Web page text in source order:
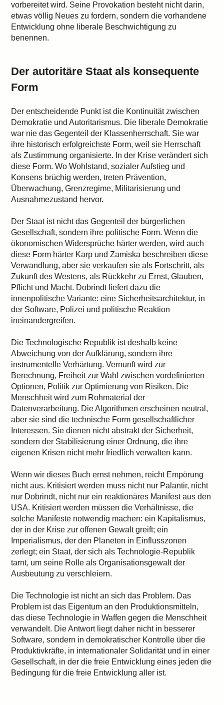
vorbereitet wird. Seine Provokation besteht nicht darin,
etwas völlig Neues zu fordern, sondern die vorhandene
Entwicklung ohne liberale Beschwichtigung zu
benennen.
Der autoritäre Staat als konsequente
Form
Der entscheidende Punkt ist die Kontinuität zwischen
Demokratie und Autoritarismus. Die liberale Demokratie
war nie das Gegenteil der Klassenherrschaft. Sie war
ihre historisch erfolgreichste Form, weil sie Herrschaft
als Zustimmung organisierte. In der Krise verändert sich
diese Form. Wo Wohlstand, sozialer Aufstieg und
Konsens brüchig werden, treten Prävention,
Überwachung, Grenzregime, Militarisierung und
Ausnahmezustand hervor.
Der Staat ist nicht das Gegenteil der bürgerlichen
Gesellschaft, sondern ihre politische Form. Wenn die
ökonomischen Widersprüche härter werden, wird auch
diese Form härter Karp und Zamiska beschreiben diese
Verwandlung, aber sie verkaufen sie als Fortschritt, als
Zukunft des Westens, als Rückkehr zu Ernst, Glauben,
Pflicht und Macht. Dobrindt liefert dazu die
innenpolitische Variante: eine Sicherheitsarchitektur, in
der Software, Polizei und politische Reaktion
ineinandergreifen.
Die Technologische Republik ist deshalb keine
Abweichung von der Aufklärung, sondern ihre
instrumentelle Verhärtung. Vernunft wird zur
Berechnung, Freiheit zur Wahl zwischen vordefinierten
Optionen, Politik zur Optimierung von Risiken. Die
Menschheit wird zum Rohmaterial der
Datenverarbeitung. Die Algorithmen erscheinen neutral,
aber sie sind die technische Form gesellschaftlicher
Interessen. Sie dienen nicht abstrakt der Sicherheit,
sondern der Stabilisierung einer Ordnung, die ihre
eigenen Krisen nicht mehr friedlich verwalten kann.
Wenn wir dieses Buch ernst nehmen, reicht Empörung
nicht aus. Kritisiert werden muss nicht nur Palantir, nicht
nur Dobrindt, nicht nur ein reaktionäres Manifest aus den
USA. Kritisiert werden müssen die Verhältnisse, die
solche Manifeste notwendig machen: ein Kapitalismus,
der in der Krise zur offenen Gewalt greift; ein
Imperialismus, der den Planeten in Einflusszonen
zerlegt; ein Staat, der sich als Technologie-Republik
tarnt, um seine Rolle als Organisationsgewalt der
Ausbeutung zu verschleiern.
Die Technologie ist nicht an sich das Problem. Das
Problem ist das Eigentum an den Produktionsmitteln,
das diese Technologie in Waffen gegen die Menschheit
verwandelt. Die Antwort liegt daher nicht in besserer
Software, sondern in demokratischer Kontrolle über die
Produktivkräfte, in internationaler Solidarität und in einer
Gesellschaft, in der die freie Entwicklung eines jeden die
Bedingung für die freie Entwicklung aller ist.